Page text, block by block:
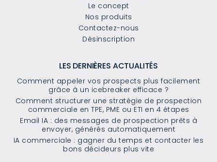
Le concept
Nos produits
Contactez-nous
Désinscription
LES DERNIÈRES ACTUALITÉS
Comment appeler vos prospects plus facilement
grâce à un icebreaker efficace ?
Comment structurer une stratégie de prospection
commerciale en TPE, PME ou ETI en 4 étapes
Email IA : des messages de prospection prêts à
envoyer, générés automatiquement
IA commerciale : gagner du temps et contacter les
bons décideurs plus vite